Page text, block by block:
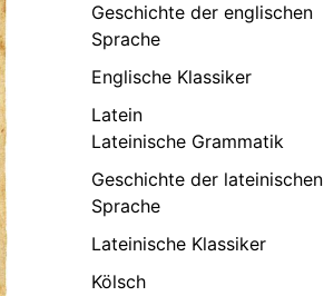
Geschichte der englischen
Sprache
Englische Klassiker
Latein
Lateinische Grammatik
Geschichte der lateinischen
Sprache
Lateinische Klassiker
Kölsch